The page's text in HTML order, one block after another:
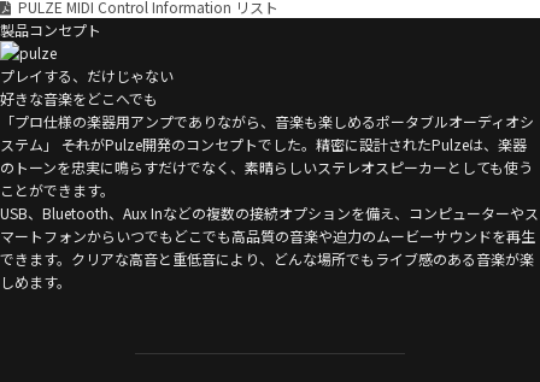
PULZE MIDI Control Information リスト
製品コンセプト
プレイする、だけじゃない
好きな音楽をどこへでも
「プロ仕様の楽器用アンプでありながら、音楽も楽しめるポータブルオーディオシ
ステム」 ――それがPulze開発のコンセプトでした。精密に設計されたPulzeは、楽器
のトーンを忠実に鳴らすだけでなく、素晴らしいステレオスピーカーとしても使う
ことができます。
USB、Bluetooth、Aux Inなどの複数の接続オプションを備え、コンピューターやス
マートフォンからいつでもどこでも高品質の音楽や迫力のムービーサウンドを再生
できます。クリアな高音と重低音により、どんな場所でもライブ感のある音楽が楽
しめます。